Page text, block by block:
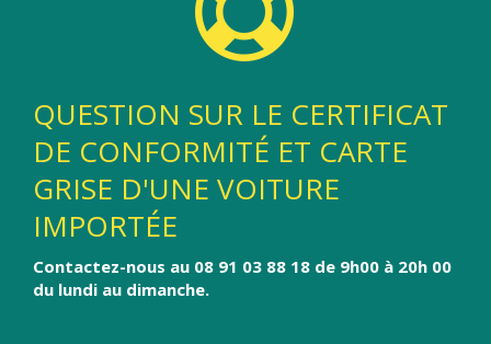
QUESTION SUR LE CERTIFICAT
DE CONFORMITÉ ET CARTE
GRISE D'UNE VOITURE
IMPORTÉE
Contactez-nous au 08 91 03 88 18 de 9h00 à 20h 00
du lundi au dimanche.